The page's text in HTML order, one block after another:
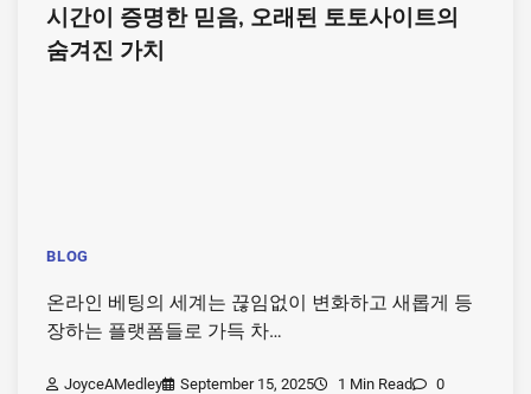
시간이 증명한 믿음, 오래된 토토사이트의
숨겨진 가치
BLOG
온라인 베팅의 세계는 끊임없이 변화하고 새롭게 등
장하는 플랫폼들로 가득 차…
JoyceAMedley September 15, 2025 1 Min Read 0